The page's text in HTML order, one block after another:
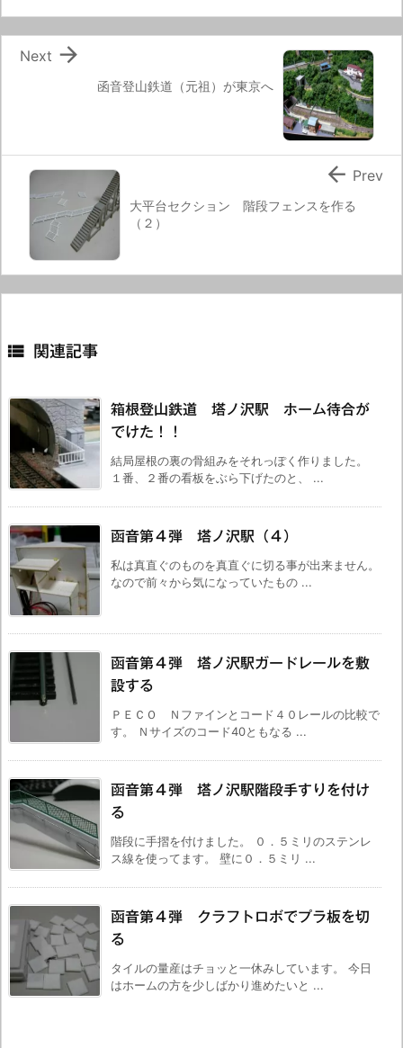
函音登山鉄道（元祖）が東京へ

Next
大平台セクション 階段フェンスを作る
（２）
 Prev
 関連記事
箱根登山鉄道 塔ノ沢駅 ホーム待合が
でけた！！
結局屋根の裏の骨組みをそれっぽく作りました。
１番、２番の看板をぶら下げたのと、 ...
函音第４弾 塔ノ沢駅（４）
私は真直ぐのものを真直ぐに切る事が出来ません。
なので前々から気になっていたもの ...
函音第４弾 塔ノ沢駅ガードレールを敷
設する
ＰＥＣＯ Ｎファインとコード４０レールの比較で
す。 Ｎサイズのコード40ともなる ...
函音第４弾 塔ノ沢駅階段手すりを付け
る
階段に手摺を付けました。 ０．５ミリのステンレ
ス線を使ってます。 壁に０．５ミリ ...
函音第４弾 クラフトロボでプラ板を切
る
タイルの量産はチョッと一休みしています。 今日
はホームの方を少しばかり進めたいと ...